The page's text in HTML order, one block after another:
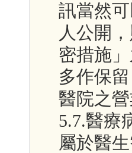
訊當然
人公開
密措施
多作保
醫院之
5.7.醫療
屬於醫